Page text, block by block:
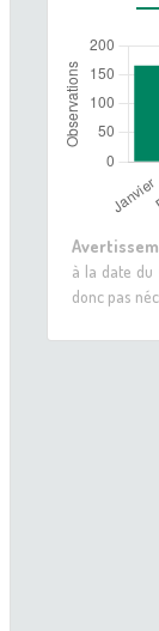
à la date du
donc pas